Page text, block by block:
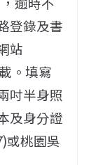
登錄及書
站
。填寫
吋半身照
及身分證
或桃園吳